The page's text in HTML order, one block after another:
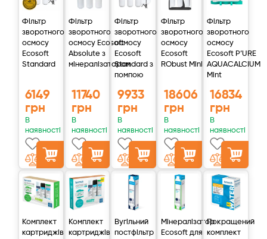
Фільтр
зворотного
осмосу
Ecosoft
Standard
6149
грн
В
наявності
Фільтр
зворотного
осмосу Ecosoft
Absolute з
мінералізатором
11740
грн
В
наявності
Фільтр
зворотного
осмосу
Ecosoft
Standard з
помпою
9933
грн
В
наявності
Фільтр
зворотного
осмосу
Ecosoft
RObust Mini
18606
грн
В
наявності
Фільтр
зворотного
осмосу
Ecosoft P’URE
AQUACALCIUM
Mint
16834
грн
В
наявності
Комплект
картриджів
Комплект
картриджів
Вугільний
постфільтр
Мінералізатор
Ecosoft для
Покращений
комплект